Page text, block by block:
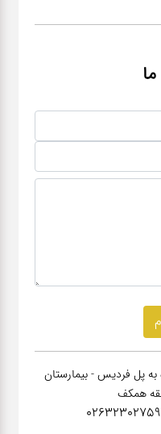
پل فردیس - بیمارستان